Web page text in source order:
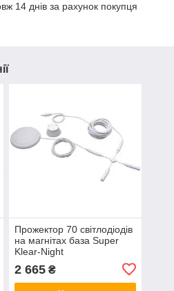
14 днів за рахунок покупця
Прожектор 70 світлодіодів
на магнітах база Super
Klear-Night
2 665₴